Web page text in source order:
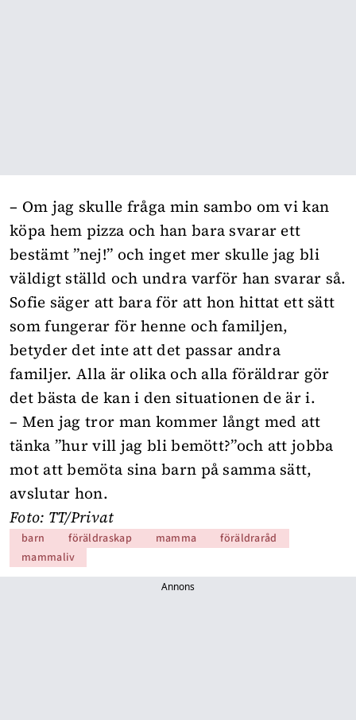
– Om jag skulle fråga min sambo om vi kan
köpa hem pizza och han bara svarar ett
bestämt ”nej!” och inget mer skulle jag bli
väldigt ställd och undra varför han svarar så.
Sofie säger att bara för att hon hittat ett sätt
som fungerar för henne och familjen,
betyder det inte att det passar andra
familjer. Alla är olika och alla föräldrar gör
det bästa de kan i den situationen de är i.
– Men jag tror man kommer långt med att
tänka ”hur vill jag bli bemött?”och att jobba
mot att bemöta sina barn på samma sätt,
avslutar hon.
Foto: TT/Privat
barn föräldraskap mamma
föräldraråd
mammaliv
Annons